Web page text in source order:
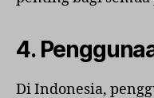
4.
Di Indonesia,